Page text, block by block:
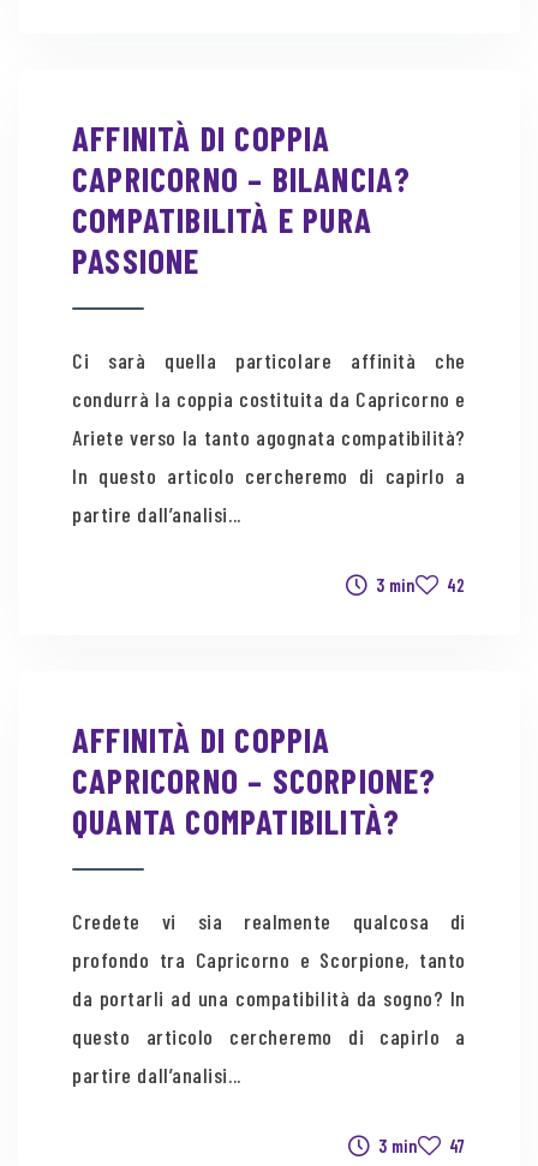
AFFINITÀ DI COPPIA
CAPRICORNO – BILANCIA?
COMPATIBILITÀ E PURA
PASSIONE
Ci sarà quella particolare affinità che
condurrà la coppia costituita da Capricorno e
Ariete verso la tanto agognata compatibilità?
In questo articolo cercheremo di capirlo a
partire dall’analisi...
42
3 min
AFFINITÀ DI COPPIA
CAPRICORNO – SCORPIONE?
QUANTA COMPATIBILITÀ?
Credete vi sia realmente qualcosa di
profondo tra Capricorno e Scorpione, tanto
da portarli ad una compatibilità da sogno? In
questo articolo cercheremo di capirlo a
partire dall’analisi...
47
3 min